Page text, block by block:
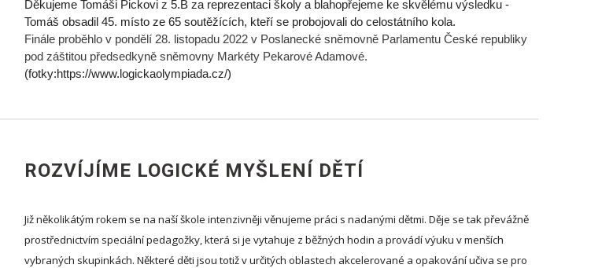
Děkujeme Tomáši Pickovi z 5.B za reprezentaci školy a blahopřejeme ke skvělému výsledku -
Tomáš obsadil 45. místo ze 65 soutěžících, kteří se probojovali do celostátního kola.
Finále proběhlo v pondělí 28. listopadu 2022 v Poslanecké sněmovně Parlamentu České republiky
pod záštitou předsedkyně sněmovny Markéty Pekarové Adamové.
(fotky:https://www.logickaolympiada.cz/)
ROZVÍJÍME LOGICKÉ MYŠLENÍ DĚTÍ
Již několikátým rokem se na naší škole intenzivněji věnujeme práci s nadanými dětmi. Děje se tak převážně
prostřednictvím speciální pedagožky, která si je vytahuje z běžných hodin a provádí výuku v menších
vybraných skupinkách. Některé děti jsou totiž v určitých oblastech akcelerované a opakování učiva se pro